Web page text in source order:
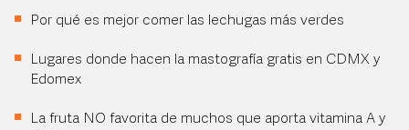
Por qué es mejor comer las lechugas más verdes
Lugares donde hacen la mastografía gratis en CDMX y
Edomex
La fruta NO favorita de muchos que aporta vitamina A y